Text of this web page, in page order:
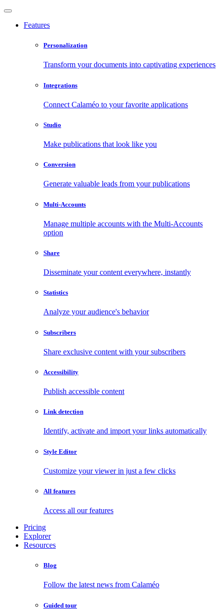
Features
Personalization
Transform your documents into captivating experiences
Integrations
Connect Calaméo to your favorite applications
Studio
Make publications that look like you
Conversion
Generate valuable leads from your publications
Multi-Accounts
Manage multiple accounts with the Multi-Accounts
option
Share
Disseminate your content everywhere, instantly
Statistics
Analyze your audience's behavior
Subscribers
Share exclusive content with your subscribers
Accessibility
Publish accessible content
Link detection
Identify, activate and import your links automatically
Style Editor
Customize your viewer in just a few clicks
All features
Access all our features
Pricing
Explorer
Resources
Blog
Follow the latest news from Calaméo
Guided tour